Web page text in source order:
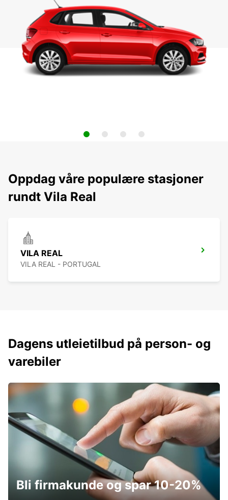
Oppdag våre populære stasjoner
rundt Vila Real
VILA REAL
VILA REAL - PORTUGAL
Dagens utleietilbud på person- og
varebiler
Bli firmakunde og spar 10-20%